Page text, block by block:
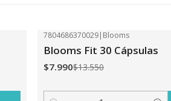
7804686370029| Blooms
Blooms Fit 30 Cápsulas
$7.990$13.550